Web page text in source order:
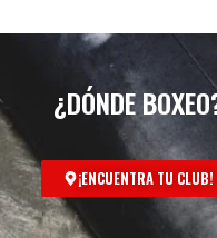
¿DÓNDE
¡ENCUENTRA TU CLUB!